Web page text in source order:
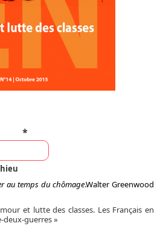
*
au temps du chômage.Walter Greenwood
et lutte des classes. Les Français en
deux-guerres »